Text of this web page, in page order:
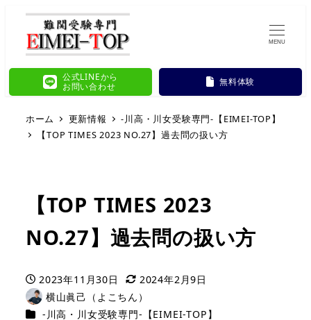
公式LINEから
お問い合わせ
無料体験
MENU
ホーム 更新情報
-川高・川女受験専門-【EIMEI-TOP】
【TOP TIMES 2023 NO.27】過去問の扱い方
【TOP TIMES 2023
NO.27】過去問の扱い方
投稿日
2023年11月30日
更新日
2024年2月9日
著
横山眞己（よこちん）
カテゴリー
-川高・川女受験専門-【EIMEI-TOP】